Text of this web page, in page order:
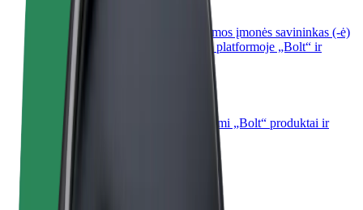
Registruotis kaip automobilių nuomos įmonės savininkas (-ė)
Užregistruokite savo automobilius platformoje „Bolt“ ir
padidinkite pajamas
„Bolt for Business“
Atskirų įmonių poreikiams pritaikomi „Bolt“ produktai ir
paslaugos